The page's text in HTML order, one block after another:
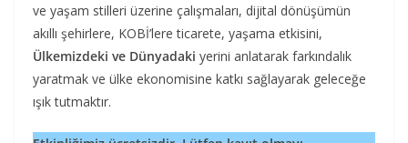
ve yaşam stilleri üzerine çalışmaları, dijital dönüşümün
akıllı şehirlere, KOBİ’lere ticarete, yaşama etkisini,
Ülkemizdeki ve Dünyadaki yerini anlatarak farkındalık
yaratmak ve ülke ekonomisine katkı sağlayarak geleceğe
ışık tutmaktır.